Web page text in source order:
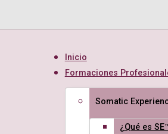
Inicio
Formaciones
Somatic
¿Qué es